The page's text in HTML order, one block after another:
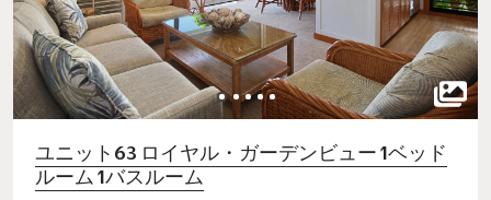
ユニット63 ロイヤル・ガーデンビュー 1ベッド
ルーム 1バスルーム